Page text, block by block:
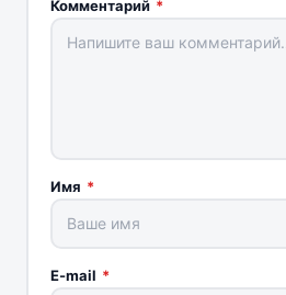
Комментарий *
Имя *
E-mail *